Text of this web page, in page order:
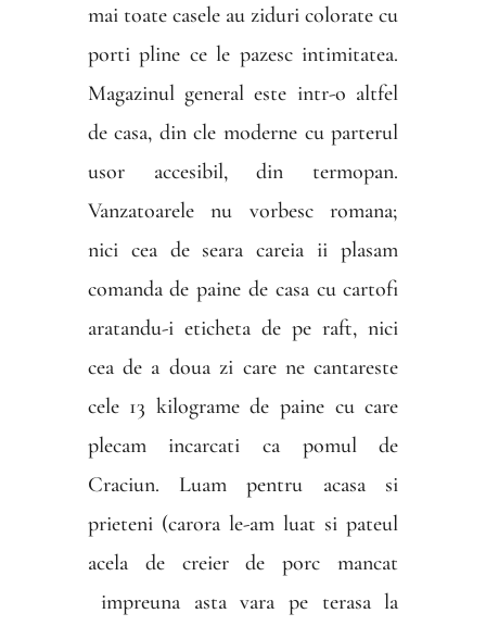
mai toate casele au ziduri colorate cu
porti pline ce le pazesc intimitatea.
Magazinul general este intr-o altfel
de casa, din cle moderne cu parterul
usor accesibil, din termopan.
Vanzatoarele nu vorbesc romana;
nici cea de seara careia ii plasam
comanda de paine de casa cu cartofi
aratandu-i eticheta de pe raft, nici
cea de a doua zi care ne cantareste
cele 13 kilograme de paine cu care
plecam incarcati ca pomul de
Craciun. Luam pentru acasa si
prieteni (carora le-am luat si pateul
acela de creier de porc mancat
impreuna asta vara pe terasa la